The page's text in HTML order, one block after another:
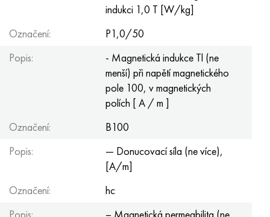
indukci 1,0 T [W/kg]
Označení:
P1,0/50
Popis:
- Magnetická indukce Tl (ne
menší) při napětí magnetického
pole 100, v magnetických
polích [ A / m ]
Označení:
B100
Popis:
— Donucovací síla (ne více),
[A/m]
Označení:
hc